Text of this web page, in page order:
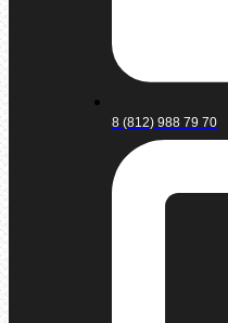
8 (812) 988 79 70